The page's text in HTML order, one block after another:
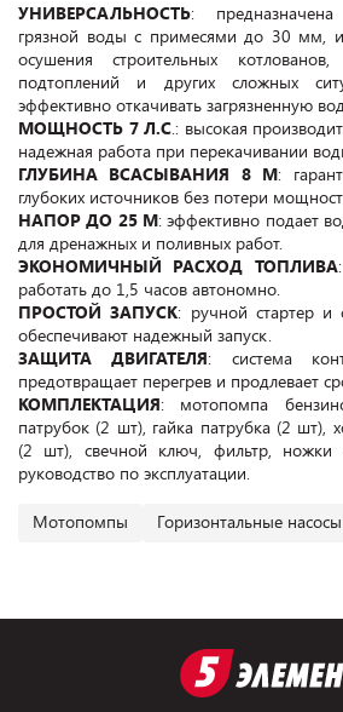
УНИВЕРСАЛЬНОСТЬ:
грязной воды с примесями до 30 мм,
осушения строительных
подтоплений и других сложных
эффективно откачивать загрязненную
МОЩНОСТЬ 7 Л.С.: высокая
надежная работа при перекачивании
ГЛУБИНА ВСАСЫВАНИЯ 8 М:
глубоких источников без потери
НАПОР ДО 25 М: эффективно подает
для дренажных и поливных работ.
ЭКОНОМИЧНЫЙ РАСХОД ТОПЛИВА
работать до 1,5 часов автономно.
ПРОСТОЙ ЗАПУСК: ручной стартер и
обеспечивают надежный запуск.
ЗАЩИТА ДВИГАТЕЛЯ: система
предотвращает перегрев и продлевает
КОМПЛЕКТАЦИЯ: мотопомпа
патрубок (2 шт), гайка патрубка (2 шт),
(2 шт), свечной ключ, фильтр,
руководство по эксплуатации.
Мотопомпы Горизонтальные насосы